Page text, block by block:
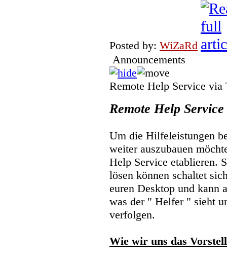
Posted by: WiZaRd
Announcements
Remote Help Service via
Remote Help
Um die Hilfeleistungen
weiter auszubauen
Help Service etablieren.
lösen können schaltet
euren Desktop und kann
was der " Helfer " sieht
verfolgen.
Wie wir uns das